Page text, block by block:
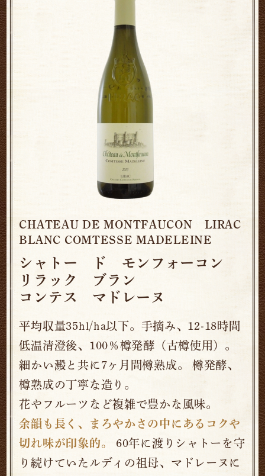
CHATEAU DE MONTFAUCON LIRAC
BLANC COMTESSE MADELEINE
シャトー ド モンフォーコン
リラック ブラン
コンテス マドレーヌ
平均収量35hl/ha以下。手摘み、12-18時間
低温清澄後、100％樽発酵（古樽使用）。
細かい澱と共に7ヶ月間樽熟成。 樽発酵、
樽熟成の丁寧な造り。
花やフルーツなど複雑で豊かな風味。
余韻も長く、まろやかさの中にあるコクや
切れ味が印象的。
60年に渡りシャトーを守
り続けていたルディの祖母、マドレーヌに